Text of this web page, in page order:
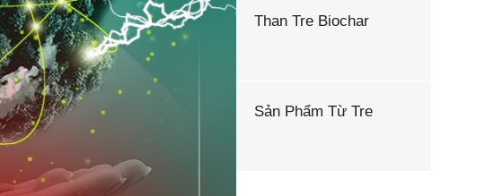
Than Tre Biochar
Sản Phẩm Từ Tre